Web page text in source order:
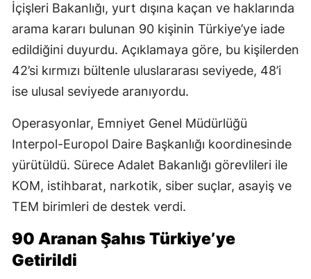
İçişleri Bakanlığı, yurt dışına kaçan ve haklarında
arama kararı bulunan 90 kişinin Türkiye’ye iade
edildiğini duyurdu. Açıklamaya göre, bu kişilerden
42’si kırmızı bültenle uluslararası seviyede, 48’i
ise ulusal seviyede aranıyordu.
Operasyonlar, Emniyet Genel Müdürlüğü
Interpol-Europol Daire Başkanlığı koordinesinde
yürütüldü. Sürece Adalet Bakanlığı görevlileri ile
KOM, istihbarat, narkotik, siber suçlar, asayiş ve
TEM birimleri de destek verdi.
90 Aranan Şahıs Türkiye’ye
Getirildi